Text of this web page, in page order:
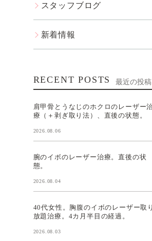
スタッフブログ
新着情報
RECENT POSTS 最近の投稿
肩甲骨とうなじのホクロのレーザー
療（＋剥ぎ取り法）、直後の状態。
2026.08.06
腕のイボのレーザー治療。直後の状
態。
2026.08.04
40代女性。胸腹のイボのレーザー取り
放題治療。4カ月半目の経過。
2026.08.03